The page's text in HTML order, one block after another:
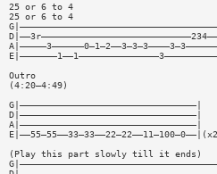
25 or 6 to 4
25 or 6 to 4
Outro
(4:20—4:49)
G|—————————————————————————————————|
D|—————————————————————————————————|
A|—————————————————————————————————|
(Play this part slowly till it ends)